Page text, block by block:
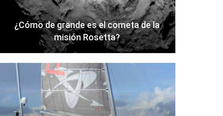
¿Cómo de grande es el cometa de la
misión Rosetta?